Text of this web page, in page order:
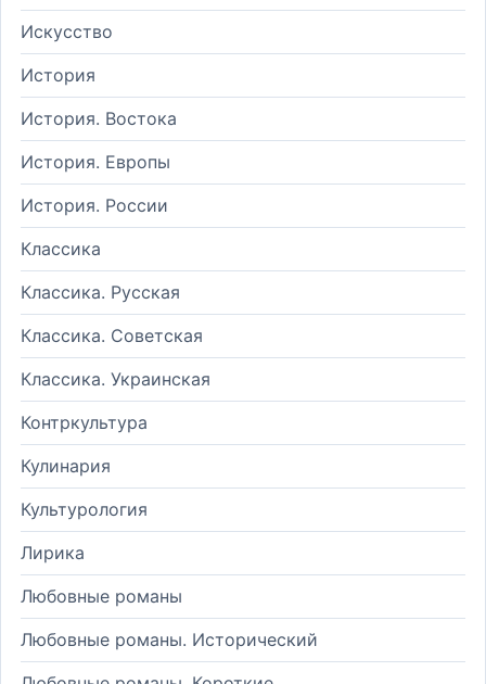
Искусство
История
История. Востока
История. Европы
История. России
Классика
Классика. Русская
Классика. Советская
Классика. Украинская
Контркультура
Кулинария
Культурология
Лирика
Любовные романы
Любовные романы. Исторический